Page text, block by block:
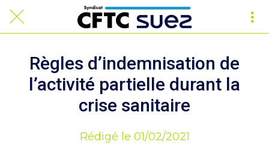
Règles d’indemnisation de
l’activité partielle durant la
crise sanitaire
Rédigé le 01/02/2021